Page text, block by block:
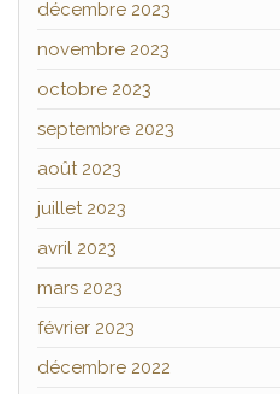
décembre 2023
novembre 2023
octobre 2023
septembre 2023
août 2023
juillet 2023
avril 2023
mars 2023
février 2023
décembre 2022